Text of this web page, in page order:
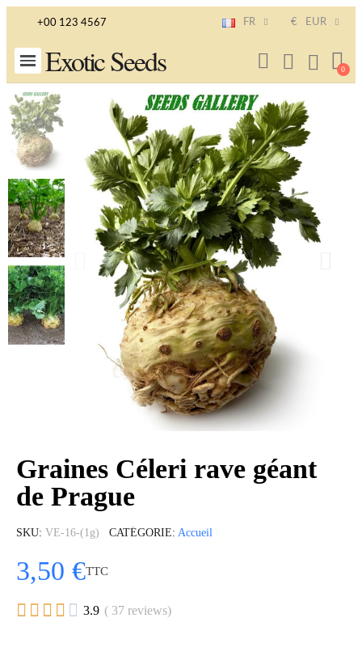
+00 123 4567 FR € EUR
Exotic Seeds
Graines Céleri rave géant
de Prague
SKU VE-16-(1g) CATÉGORIE Accueil
3,50 €TTC
     3.9 ( 37 reviews)